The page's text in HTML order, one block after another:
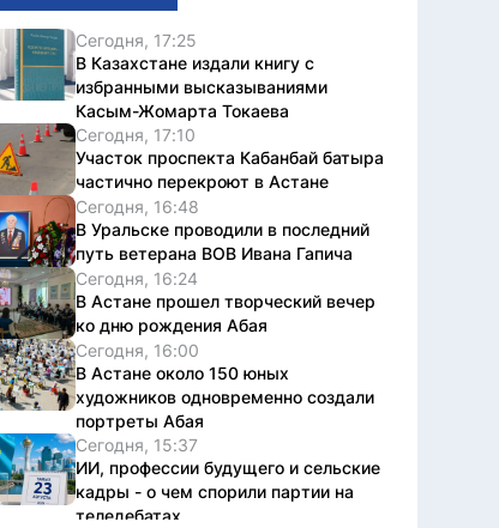
Служу стране
Сегодня, 17:25
В Казахстане издали книгу с
избранными высказываниями
Касым-Жомарта Токаева
Сегодня, 17:10
Участок проспекта Кабанбай батыра
частично перекроют в Астане
Сегодня, 16:48
В Уральске проводили в последний
путь ветерана ВОВ Ивана Гапича
Сегодня, 16:24
В Астане прошел творческий вечер
ко дню рождения Абая
Сегодня, 16:00
В Астане около 150 юных
художников одновременно создали
портреты Абая
Сегодня, 15:37
ИИ, профессии будущего и сельские
кадры - о чем спорили партии на
теледебатах